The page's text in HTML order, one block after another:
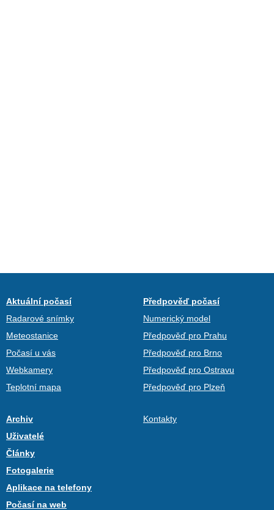
Aktuální počasí
Radarové snímky
Meteostanice
Počasí u vás
Webkamery
Teplotní mapa
Předpověď počasí
Numerický model
Předpověď pro Prahu
Předpověď pro Brno
Předpověď pro Ostravu
Předpověď pro Plzeň
Archiv
Uživatelé
Články
Fotogalerie
Aplikace na telefony
Počasí na web
Kontakty